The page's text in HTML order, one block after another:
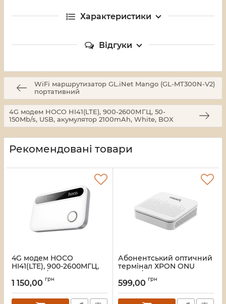
Характеристики
Відгуки
WiFi маршрутизатор GL.iNet Mango (GL-MT300N-V2)
портативний
4G модем HOCO HI41(LTE), 900-2600МГЦ, 50-
150Mb/s, USB, акумулятор 2100mAh, White, BOX
Рекомендовані товари
4G модем HOCO
HI41(LTE), 900-2600МГЦ,
50-150Mb/s, USB,
акумулятор 2100mAh,
Артикул:46689
1 150,00 грн
Абонентський оптичний
термінал ХPON ONU
GPON/EPON Trinix TRX-
PG100 1 PON Port/1
Артикул:73-00673
599,00 грн